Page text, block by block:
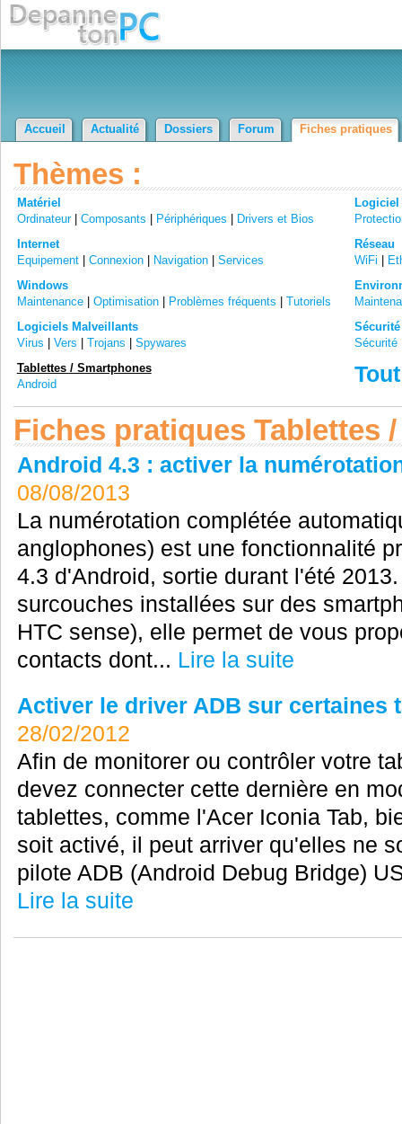
Accueil Actualité Dossiers Forum Fiches pratiques
Thèmes :
Matériel
Ordinateur| Composants Périphériques Drivers et Bios
Logiciel
Internet
Equipement| Connexion| Navigation| Services
Réseau
WiFi
Windows
Maintenance| Optimisation| Problèmes fréquents Tutoriels
Logiciels Malveillants
Virus
Vers Trojans Spywares
Sécurité
Tablettes / Smartphones
Android
Tout
Fiches pratiques Tablettes
Android 4.3 : activer la
08/08/2013
La numérotation complétée
anglophones) est une fonctionnalité
4.3 d'Android, sortie durant l'été
surcouches installées sur des
HTC sense), elle permet de vous
contacts dont... Lire la suite
Activer le driver ADB sur certaines
28/02/2012
Afin de monitorer ou contrôler votre
devez connecter cette dernière en
tablettes, comme l'Acer Iconia Tab,
soit activé, il peut arriver qu'elles ne
pilote ADB (Android Debug Bridge)
Lire la suite